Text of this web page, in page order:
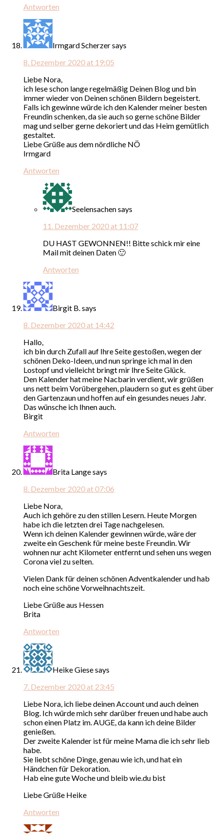
Antworten
Irmgard Scherzersays
8. Dezember 2020 at 19:05
Liebe Nora,
ich lese schon lange regelmäßig Deinen Blog und bin
immer wieder von Deinen schönen Bildern begeistert.
Falls ich gewinne würde ich den Kalender meiner besten
Freundin schenken, da sie auch so gerne schöne Bilder
mag und selber gerne dekoriert und das Heim gemütlich
gestaltet.
Liebe Grüße aus dem nördliche NÖ
Irmgard
Antworten
Seelensachensays
11. Dezember 2020 at 11:07
DU HAST GEWONNEN!! Bitte schick mir eine
Mail mit deinen Daten 🙂
Antworten
Birgit B. says
8. Dezember 2020 at 14:42
Hallo,
ich bin durch Zufall auf Ihre Seite gestoßen, wegen der
schönen Deko-Ideen, und nun springe ich mal in den
Lostopf und vielleicht bringt mir Ihre Seite Glück.
Den Kalender hat meine Nacbarin verdient, wir grüßen
uns nett beim Vorübergehen, plaudern so gut es geht über
den Gartenzaun und hoffen auf ein gesundes neues Jahr.
Das wünsche ich Ihnen auch.
Birgit
Antworten
Brita Langesays
8. Dezember 2020 at 07:06
Liebe Nora,
Auch ich gehöre zu den stillen Lesern. Heute Morgen
habe ich die letzten drei Tage nachgelesen.
Wenn ich deinen Kalender gewinnen würde, wäre der
zweite ein Geschenk für meine beste Freundin. Wir
wohnen nur acht Kilometer entfernt und sehen uns wegen
Corona viel zu selten.
Vielen Dank für deinen schönen Adventkalender und hab
noch eine schöne Vorweihnachtszeit.
Liebe Grüße aus Hessen
Brita
Antworten
Heike Giesesays
7. Dezember 2020 at 23:45
Liebe Nora, ich liebe deinen Account und auch deinen
Blog. Ich würde mich sehr darüber freuen und habe auch
schon einen Platz im. AUGE, da kann ich deine Bilder
genießen.
Der zweite Kalender ist für meine Mama die ich sehr lieb
habe.
Sie liebt schöne Dinge, genau wie ich, und hat ein
Händchen für Dekoration.
Hab eine gute Woche und bleib wie.du bist
Liebe Grüße Heike
Antworten